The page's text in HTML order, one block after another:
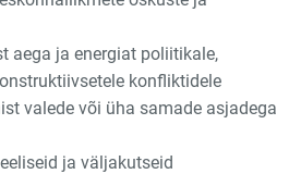
aega ja energiat poliitikale,
konfliktidele
valede või üha samade asjadega
ja väljakutseid